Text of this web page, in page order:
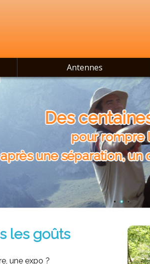
Antennes
Des centaines
pour rompre la
une séparation, un
les goûts
une expo ?